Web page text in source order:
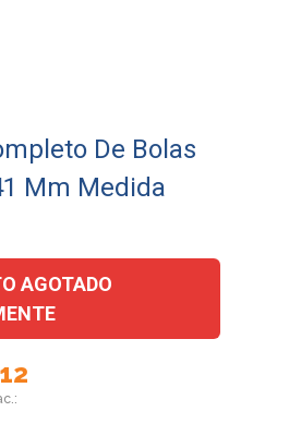
De Bolas
Mm Medida
AGOTADO